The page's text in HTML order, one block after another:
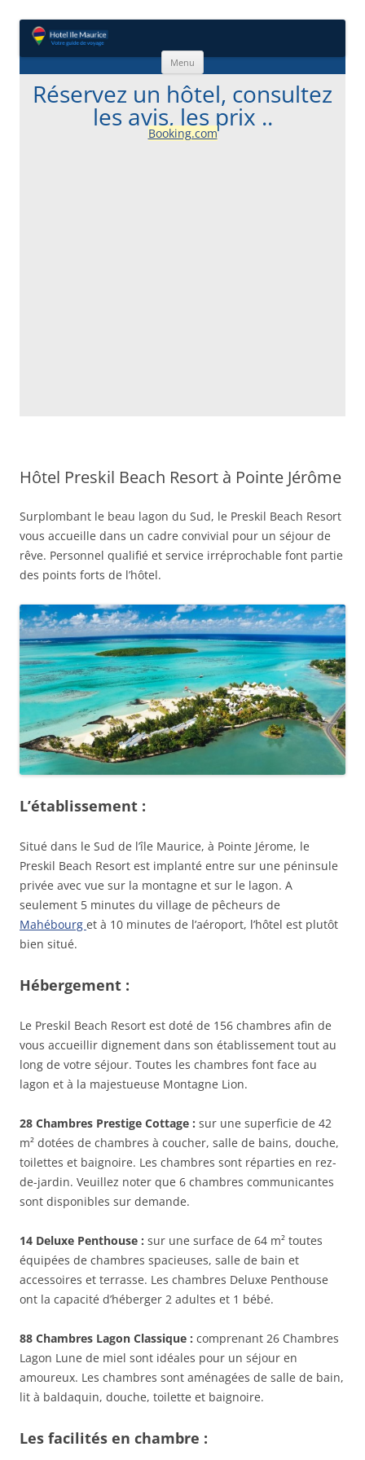
Menu Aller au contenu
Réservez un hôtel, consultez
les avis, les prix ..
Booking.com
Hôtel Preskil Beach Resort à Pointe Jérôme
Surplombant le beau lagon du Sud, le Preskil Beach Resort
vous accueille dans un cadre convivial pour un séjour de
rêve. Personnel qualifié et service irréprochable font partie
des points forts de l’hôtel.
L’établissement :
Situé dans le Sud de l’île Maurice, à Pointe Jérome, le
Preskil Beach Resort est implanté entre sur une péninsule
privée avec vue sur la montagne et sur le lagon. A
seulement 5 minutes du village de pêcheurs de
Mahébourg et à 10 minutes de l’aéroport, l’hôtel est plutôt
bien situé.
Hébergement :
Le Preskil Beach Resort est doté de 156 chambres afin de
vous accueillir dignement dans son établissement tout au
long de votre séjour. Toutes les chambres font face au
lagon et à la majestueuse Montagne Lion.
28 Chambres Prestige Cottage : sur une superficie de 42
m² dotées de chambres à coucher, salle de bains, douche,
toilettes et baignoire. Les chambres sont réparties en rez-
de-jardin. Veuillez noter que 6 chambres communicantes
sont disponibles sur demande.
14 Deluxe Penthouse : sur une surface de 64 m² toutes
équipées de chambres spacieuses, salle de bain et
accessoires et terrasse. Les chambres Deluxe Penthouse
ont la capacité d’héberger 2 adultes et 1 bébé.
88 Chambres Lagon Classique : comprenant 26 Chambres
Lagon Lune de miel sont idéales pour un séjour en
amoureux. Les chambres sont aménagées de salle de bain,
lit à baldaquin, douche, toilette et baignoire.
Les facilités en chambre :